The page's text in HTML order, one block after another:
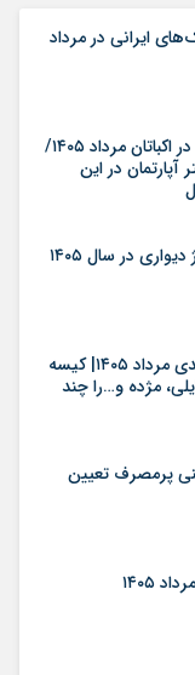
ایرانی در مرداد
لیست قیمت خرید مسکن در اکباتان مرداد ۱۴۰۵/
در این
در سال ۱۴۰۵
قیمت جدید انواع برنج هندی مرداد ۱۴۰۵| کیسه
مژده و…را چند
لبنی پرمصرف تعیین